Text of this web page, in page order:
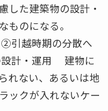
した建築物の設計・
ものになる。
引越時期の分散へ
設計・運用 建物に
れない、あるいは地
ックが入れないケー